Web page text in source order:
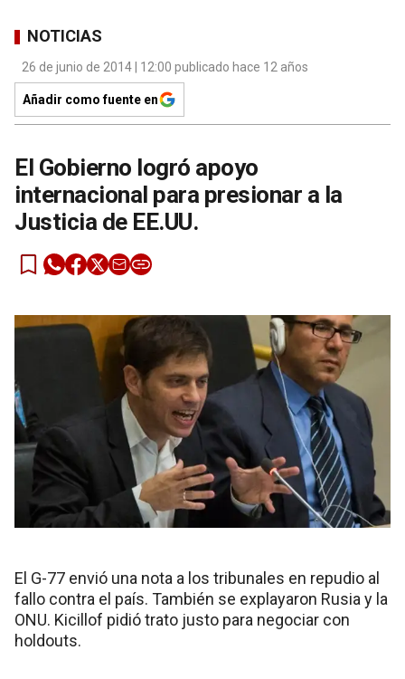
NOTICIAS
26 de junio de 2014 | 12:00 publicado hace 12 años
Añadir como fuente en
El Gobierno logró apoyo
internacional para presionar a la
Justicia de EE.UU.
El G-77 envió una nota a los tribunales en repudio al
fallo contra el país. También se explayaron Rusia y la
ONU. Kicillof pidió trato justo para negociar con
holdouts.